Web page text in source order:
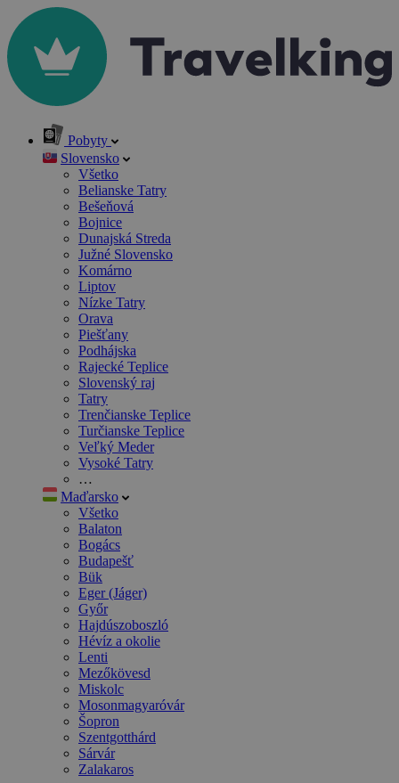
Pobyty
Slovensko
Všetko
Belianske Tatry
Bešeňová
Bojnice
Dunajská Streda
Južné Slovensko
Komárno
Liptov
Nízke Tatry
Orava
Piešťany
Podhájska
Rajecké Teplice
Slovenský raj
Tatry
Trenčianske Teplice
Turčianske Teplice
Veľký Meder
Vysoké Tatry
…
Maďarsko
Všetko
Balaton
Bogács
Budapešť
Bük
Eger (Jáger)
Győr
Hajdúszoboszló
Hévíz a okolie
Lenti
Mezőkövesd
Miskolc
Mosonmagyaróvár
Šopron
Szentgotthárd
Sárvár
Zalakaros